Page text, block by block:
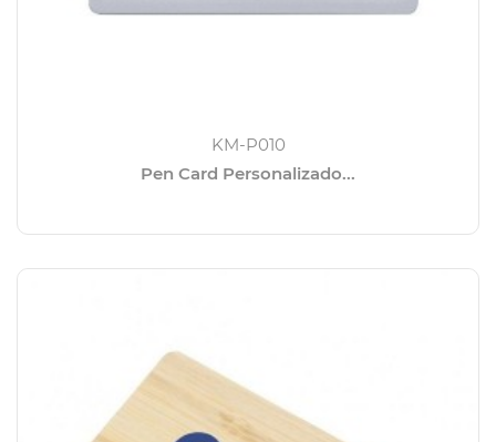
KM-P010
Pen Card Personalizado...